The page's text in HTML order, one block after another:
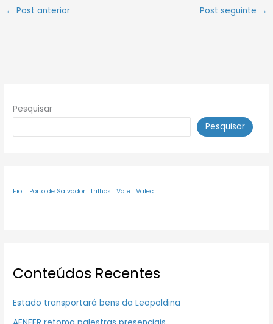
← Post anterior Post seguinte →
Pesquisar
Pesquisar
Fiol Porto de Salvador trilhos Vale Valec
Conteúdos Recentes
Estado transportará bens da Leopoldina